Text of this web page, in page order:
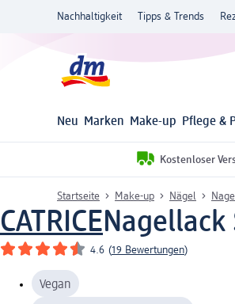
Nachhaltigkeit Tipps & Trends
Neu Marken Make-up Pflege &
Kostenloser
Startseite Make-up Nägel
CATRICENagellack
4.6 (19 Bewertungen)
Vegan